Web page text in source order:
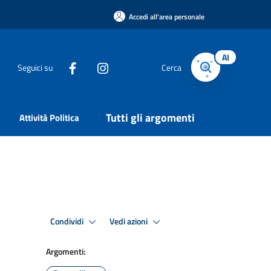
Accedi all'area personale
Seguici su Cerca
AI
Attività Politica Tutti gli argomenti
Condividi Vedi azioni
Argomenti: